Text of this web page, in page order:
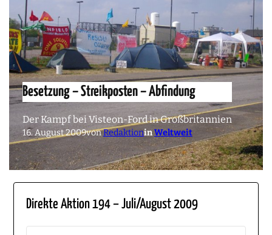
Besetzung – Streikposten – Abfindung
Der Kampf bei Visteon-Ford in Großbritannien
16. August 2009vonRedaktioninWeltweit
Direkte Aktion 194 – Juli/August 2009